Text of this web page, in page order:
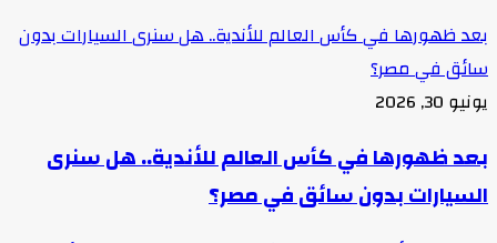
بعد ظهورها في كأس العالم للأندية.. هل سنرى السيارات بدون
سائق في مصر؟
يونيو 30, 2026
بعد ظهورها في كأس العالم للأندية.. هل سنرى
السيارات بدون سائق في مصر؟